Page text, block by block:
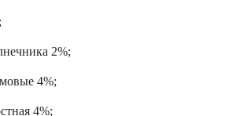
2%;
4%;
4%;